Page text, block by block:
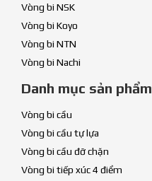
Vòng bi NSK
Vòng bi Koyo
Vòng bi NTN
Vòng bi Nachi
Danh mục sản phẩm
Vòng bi cầu
Vòng bi cầu tự lựa
Vòng bi cầu đỡ chặn
Vòng bi tiếp xúc 4 điểm